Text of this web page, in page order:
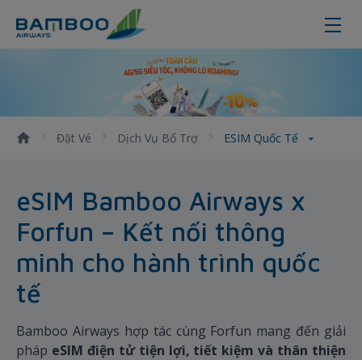
eSIM quốc tế
Đặt Vé Dịch Vụ Bổ Trợ ESIM Quốc Tế
eSIM Bamboo Airways x
Forfun – Kết nối thông
minh cho hành trình quốc
tế
Bamboo Airways hợp tác cùng Forfun mang đến giải
pháp eSIM điện tử tiện lợi, tiết kiệm và thân thiện